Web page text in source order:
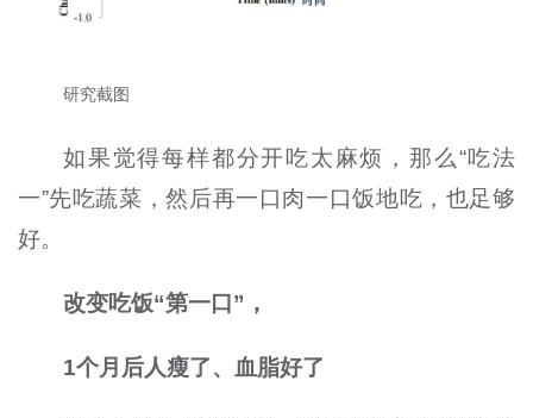
研究截图
如果觉得每样都分开吃太麻烦，那么“吃法
一”先吃蔬菜，然后再一口肉一口饭地吃，也足够
好。
改变吃饭“第一口”，
1个月后人瘦了、血脂好了